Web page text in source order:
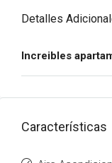
Detalles
Increibles
Características